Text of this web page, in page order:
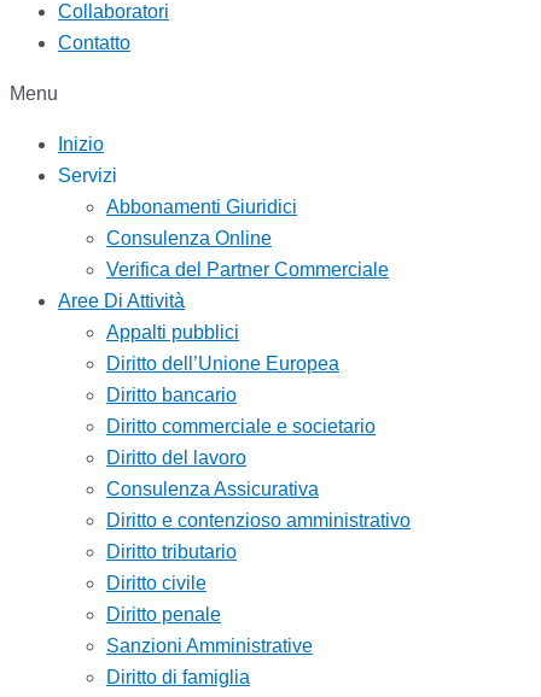
Collaboratori
Contatto
Menu
Inizio
Servizi
Abbonamenti Giuridici
Consulenza Online
Verifica del Partner Commerciale
Aree Di Attività
Appalti pubblici
Diritto dell’Unione Europea
Diritto bancario
Diritto commerciale e societario
Diritto del lavoro
Consulenza Assicurativa
Diritto e contenzioso amministrativo
Diritto tributario
Diritto civile
Diritto penale
Sanzioni Amministrative
Diritto di famiglia